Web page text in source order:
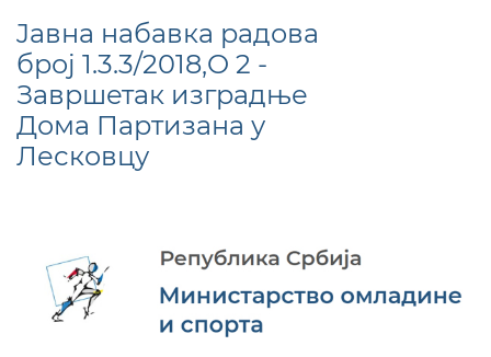
Jавна набавка радова
број 1.3.3/2018,O 2 -
Завршетак изградње
Дома Партизана у
Лесковцу